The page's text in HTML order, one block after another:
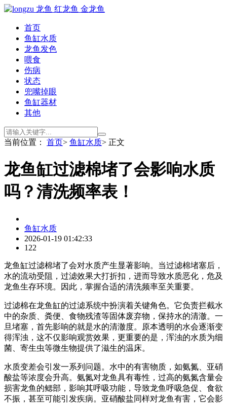
首页
鱼缸水质
龙鱼发色
喂食
伤病
状态
兜嘴掉眼
鱼缸器材
其他
当前位置： 首页> 鱼缸水质> 正文
龙鱼缸过滤棉堵了会影响水质
吗？清洗频率表！
鱼缸水质
2026-01-19 01:42:33
122
龙鱼缸过滤棉堵了会对水质产生显著影响。当过滤棉堵塞后，
水的流动受阻，过滤效果大打折扣，进而导致水质恶化，危及
龙鱼生存环境。因此，掌握合适的清洗频率至关重要。
过滤棉在龙鱼缸的过滤系统中扮演着关键角色。它负责拦截水
中的杂质、粪便、食物残渣等固体废弃物，保持水的清澈。一
旦堵塞，首先影响的就是水的清澈度。原本透明的水会逐渐变
得浑浊，这不仅影响观赏效果，更重要的是，浑浊的水质为细
菌、寄生虫等微生物提供了滋生的温床。
水质变差会引发一系列问题。水中的有害物质，如氨氮、亚硝
酸盐等浓度会升高。氨氮对龙鱼具有毒性，过高的氨氮含量会
损害龙鱼的鳃部，影响其呼吸功能，导致龙鱼呼吸急促、食欲
不振，甚至可能引发疾病。亚硝酸盐同样对龙鱼有害，它会影